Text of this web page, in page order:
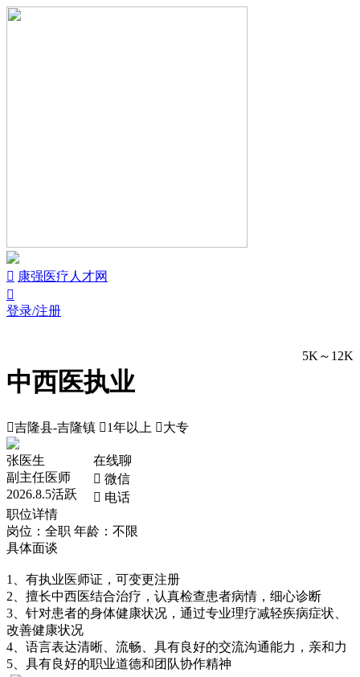
 康强医疗人才网

登录/注册
中西医执业
5K～12K
吉隆县-吉隆镇 1年以上 大专
张医生
副主任医师
2026.8.5活跃
在线聊
 微信
 电话
职位详情
岗位：全职 年龄：不限
具体面谈
1、有执业医师证，可变更注册
2、擅长中西医结合治疗，认真检查患者病情，细心诊断
3、针对患者的身体健康状况，通过专业理疗减轻疾病症状、
改善健康状况
4、语言表达清晰、流畅、具有良好的交流沟通能力，亲和力
5、具有良好的职业道德和团队协作精神